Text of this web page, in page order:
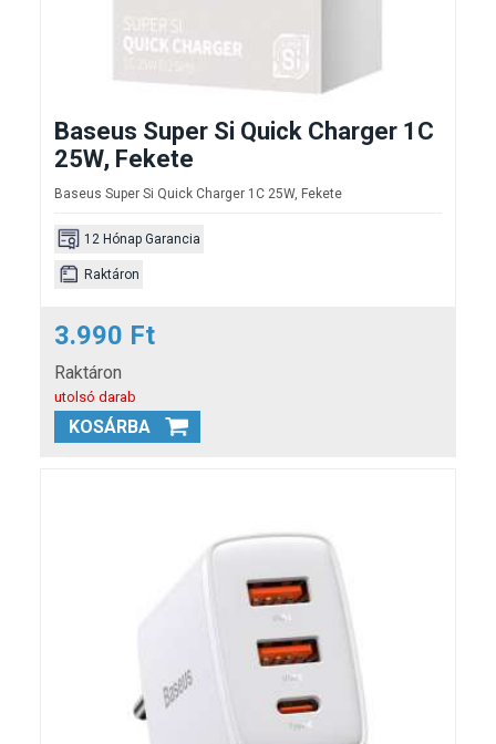
Baseus Super Si Quick Charger 1C
25W, Fekete
Baseus Super Si Quick Charger 1C 25W, Fekete
12 Hónap Garancia
Raktáron
3.990 Ft
Raktáron
utolsó darab
KOSÁRBA